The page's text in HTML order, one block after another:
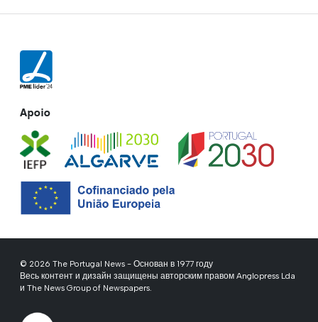
Apoio
© 2026 The Portugal News - Основан в 1977 году
Весь контент и дизайн защищены авторским правом Anglopress Lda
и The News Group of Newspapers.